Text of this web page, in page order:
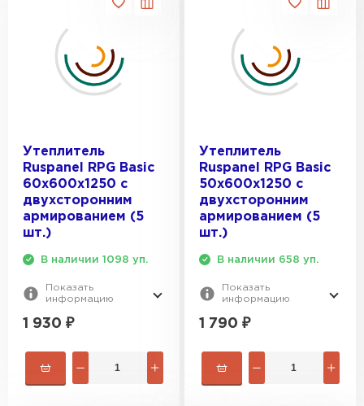
Утеплитель
Ruspanel RPG Basic
60х600х1250 с
двухсторонним
армированием (5
шт.)
В наличии 1098 уп.
Показать
информацию
1 930 ₽
Утеплитель
Ruspanel RPG Basic
50х600х1250 с
двухсторонним
армированием (5
шт.)
В наличии 658 уп.
Показать
информацию
1 790 ₽